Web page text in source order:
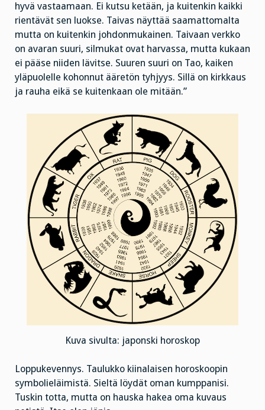
hyvä vastaamaan. Ei kutsu ketään, ja kuitenkin kaikki
rientävät sen luokse. Taivas näyttää saamattomalta
mutta on kuitenkin johdonmukainen. Taivaan verkko
on avaran suuri, silmukat ovat harvassa, mutta kukaan
ei pääse niiden lävitse. Suuren suuri on Tao, kaiken
yläpuolelle kohonnut ääretön tyhjyys. Sillä on kirkkaus
ja rauha eikä se kuitenkaan ole mitään.”
Kuva sivulta: japonski horoskop
Loppukevennys. Taulukko kiinalaisen horoskoopin
symbolieläimistä. Sieltä löydät oman kumppanisi.
Tuskin totta, mutta on hauska hakea oma kuvaus